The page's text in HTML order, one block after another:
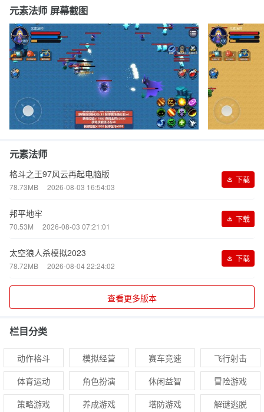
元素法师 屏幕截图
元素法师
格斗之王97风云再起电脑版
78.73MB 2026-08-03 16:54:03
下载
邦平地牢
70.53M 2026-08-03 07:21:01
下载
太空狼人杀模拟2023
78.72MB 2026-08-04 22:24:02
下载
查看更多版本
栏目分类
动作格斗 模拟经营 赛车竞速
飞行射击
体育运动
角色扮演 休闲益智
冒险游戏
策略游戏
养成游戏 塔防游戏
解谜逃脱